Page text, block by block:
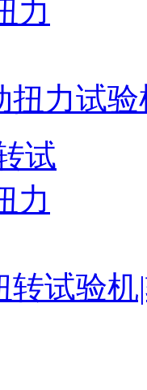
扭力试
转试验